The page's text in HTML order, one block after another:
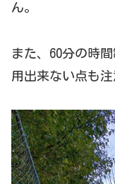
ん。
また、60分の時
用出来ない点も注